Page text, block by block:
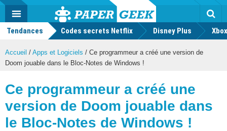
Actu
geek
MENU
Tendances Codes secrets Netflix Disney Plus
Accueil / Apps et Logiciels / Ce programmeur a créé une version de
Doom jouable dans le Bloc-Notes de Windows !
Ce programmeur a créé une
version de Doom jouable dans
le Bloc-Notes de Windows !
Mode
FacebookTwitter Youtube